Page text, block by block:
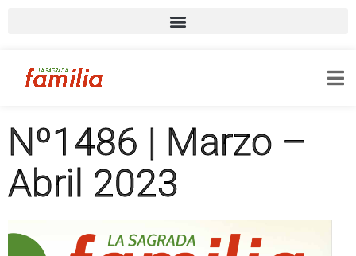
Nº1486 | Marzo –
Abril 2023